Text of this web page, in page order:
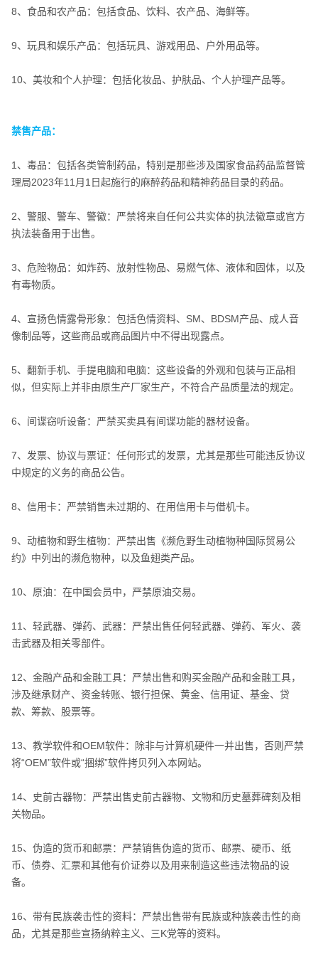
8、食品和农产品：包括食品、饮料、农产品、海鲜等。
9、玩具和娱乐产品：包括玩具、游戏用品、户外用品等。
10、美妆和个人护理：包括化妆品、护肤品、个人护理产品等。
禁售产品：
1、毒品：包括各类管制药品，特别是那些涉及国家食品药品监督管
理局2023年11月1日起施行的麻醉药品和精神药品目录的药品。
2、警服、警车、警徽：严禁将来自任何公共实体的执法徽章或官方
执法装备用于出售。
3、危险物品：如炸药、放射性物品、易燃气体、液体和固体，以及
有毒物质。
4、宣扬色情露骨形象：包括色情资料、SM、BDSM产品、成人音
像制品等，这些商品或商品图片中不得出现露点。
5、翻新手机、手提电脑和电脑：这些设备的外观和包装与正品相
似，但实际上并非由原生产厂家生产，不符合产品质量法的规定。
6、间谍窃听设备：严禁买卖具有间谍功能的器材设备。
7、发票、协议与票证：任何形式的发票，尤其是那些可能违反协议
中规定的义务的商品公告。
8、信用卡：严禁销售未过期的、在用信用卡与借机卡。
9、动植物和野生植物：严禁出售《濒危野生动植物种国际贸易公
约》中列出的濒危物种，以及鱼翅类产品。
10、原油：在中国会员中，严禁原油交易。
11、轻武器、弹药、武器：严禁出售任何轻武器、弹药、军火、袭
击武器及相关零部件。
12、金融产品和金融工具：严禁出售和购买金融产品和金融工具，
涉及继承财产、资金转账、银行担保、黄金、信用证、基金、贷
款、筹款、股票等。
13、教学软件和OEM软件：除非与计算机硬件一并出售，否则严禁
将“OEM”软件或“捆绑”软件拷贝列入本网站。
14、史前古器物：严禁出售史前古器物、文物和历史墓葬碑刻及相
关物品。
15、伪造的货币和邮票：严禁销售伪造的货币、邮票、硬币、纸
币、债券、汇票和其他有价证券以及用来制造这些违法物品的设
备。
16、带有民族袭击性的资料：严禁出售带有民族或种族袭击性的商
品，尤其是那些宣扬纳粹主义、三K党等的资料。